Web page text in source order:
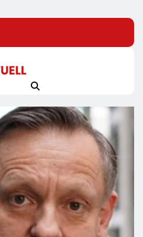
Black-Design:
S 525 In Der
Grillfürst-
An CineStar-